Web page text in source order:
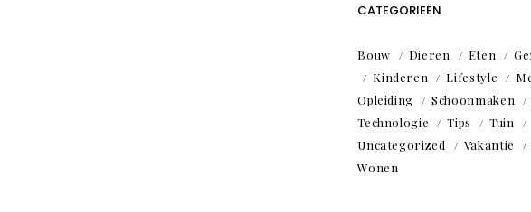
CATEGORIEËN
Bouw Dieren Eten
Kinderen
Lifestyle
Opleiding
Schoonmaken
Technologie
Tips
Tuin
Uncategorized
Vakantie
Wonen